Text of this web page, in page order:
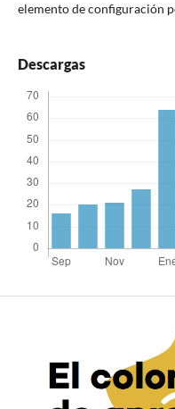
elemento de configuración
Descargas